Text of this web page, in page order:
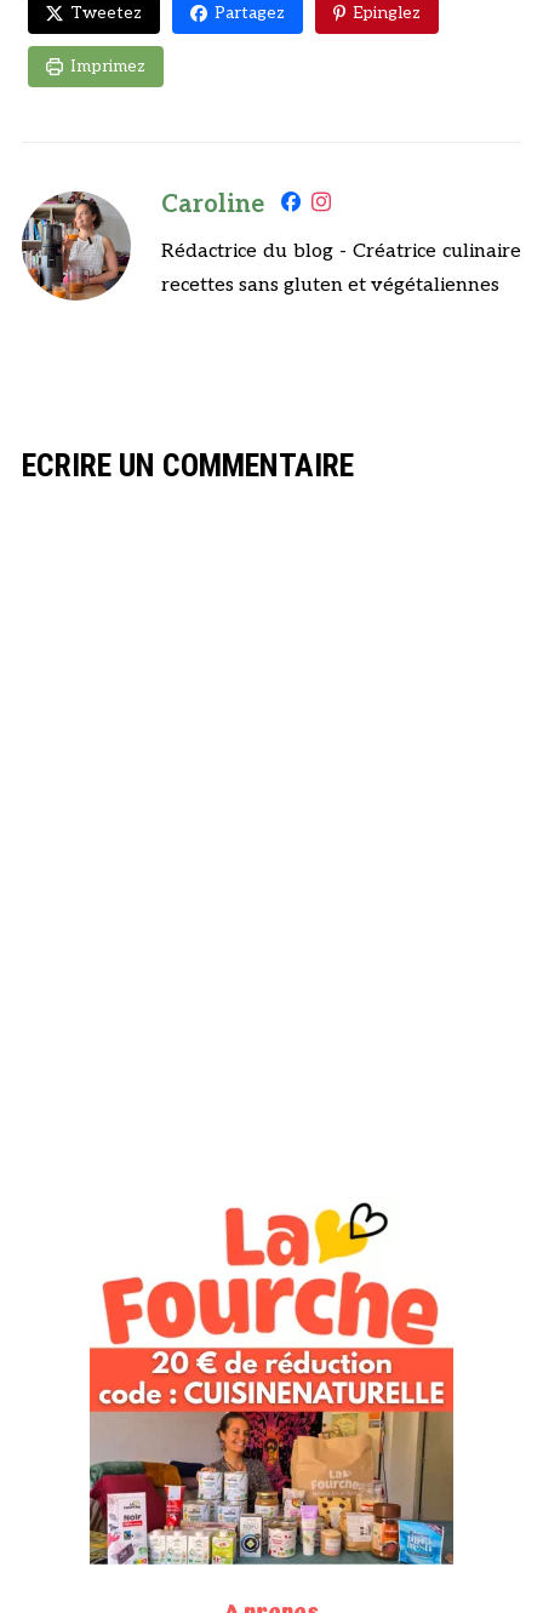
Tweetez Partagez Epinglez
Imprimez
Caroline
Rédactrice du blog - Créatrice culinaire
recettes sans gluten et végétaliennes
ECRIRE UN COMMENTAIRE